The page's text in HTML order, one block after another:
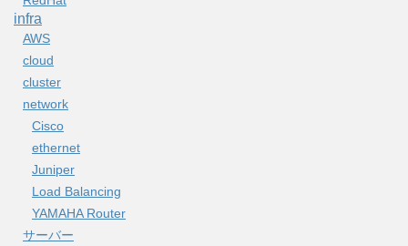
infra
AWS
cloud
cluster
network
Cisco
ethernet
Juniper
Load Balancing
YAMAHA Router
サーバー